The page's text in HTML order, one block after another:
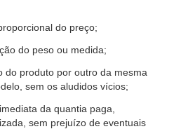
do preço;
do peso ou medida;
do produto por outro da mesma
sem os aludidos vícios;
da quantia paga,
sem prejuízo de eventuais